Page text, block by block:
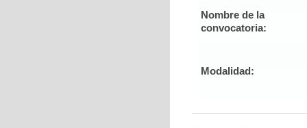
Nombre de la
convocatoria:
Modalidad: